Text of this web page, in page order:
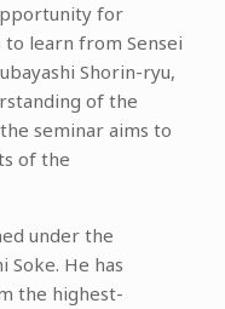
for
learn from Sensei
Shorin-ryu,
of the
seminar aims to
of the
under the
Soke. He has
the highest-